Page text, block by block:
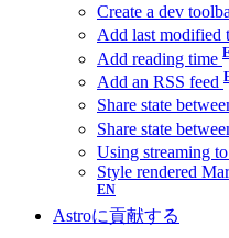
Create a dev
Add last modified
Add reading time
Add an RSS feed
Share state
Share state
Using streaming
Style rendered
Astroに貢献する